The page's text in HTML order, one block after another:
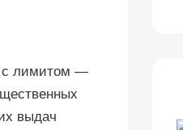
с лимитом —
выдач